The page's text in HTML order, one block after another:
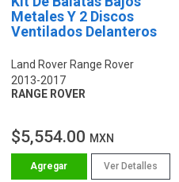
Metales Y 2 Discos
Ventilados Delanteros
Land Rover Range Rover
2013-2017
RANGE ROVER
$5,554.00 MXN
Ver Detalles